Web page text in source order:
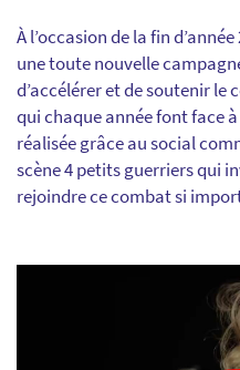
À l’occasion de la fin d’année
une toute nouvelle
d’accélérer et de soutenir le
qui chaque année font face
réalisée grâce au social
scène 4 petits guerriers qui
rejoindre ce combat si